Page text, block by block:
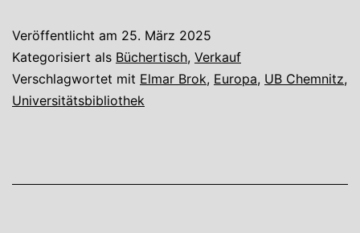
Veröffentlicht am 25. März 2025
Kategorisiert als Büchertisch, Verkauf
Verschlagwortet mit Elmar Brok, Europa, UB Chemnitz,
Universitätsbibliothek